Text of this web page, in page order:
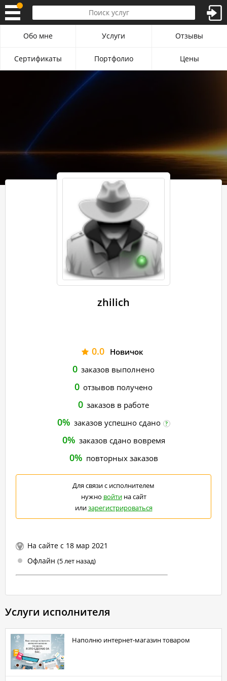
zhilich
0.0 Новичок
0 заказов выполнено
0 отзывов получено
0 заказов в работе
0% заказов успешно сдано ?
0% заказов сдано вовремя
0% повторных заказов
Для связи с исполнителем
нужно войтина сайт
илизарегистрироваться
На сайте с 18 мар 2021
Офлайн (5 лет назад)
Обо мне Услуги Отзывы
Сертификаты Портфолио Цены
Услуги исполнителя
Наполню интернет-магазин товаром